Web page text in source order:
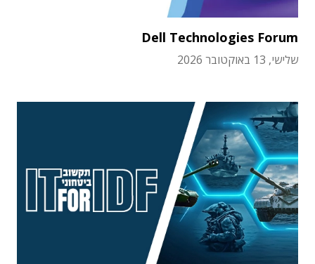
Dell Technologies Forum
שלישי, 13 באוקטובר 2026